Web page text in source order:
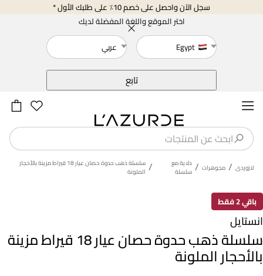
سجل الآن واحصل على خصم 10٪ على طلبك الأول *
اختر الموقع واللغة المفضلة لديك
Egypt
عربي
تابع
لازوردى / مجوهرات / دلاية مع
سلسلة / سلسلة ذهب حدوة حصان عيار 18 قيراط مزينة بالأحجار
الملونة
باقي 2 فقط
انستايل
سلسلة ذهب حدوة حصان عيار 18 قيراط مزينة
بالأحجار الملونة